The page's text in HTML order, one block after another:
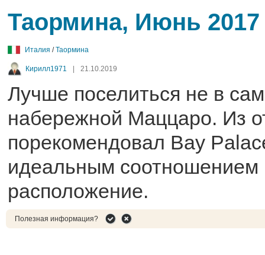
Таормина, Июнь 2017
Италия /Таормина
Кирилл1971 21.10.2019
Лучше поселиться не в
набережной Маццаро. Из
порекомендовал Bay
идеальным соотношением
расположение.
Полезная информация?